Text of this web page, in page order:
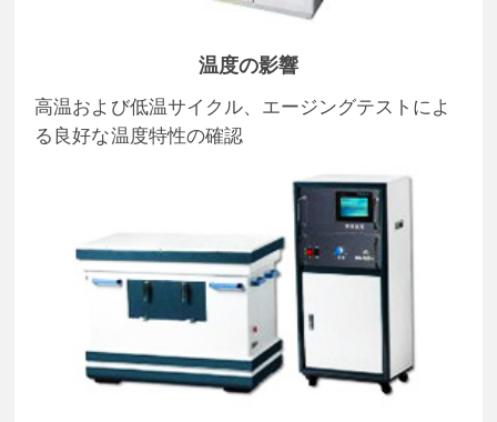
温度の影響
高温および低温サイクル、エージングテストによ
る良好な温度特性の確認